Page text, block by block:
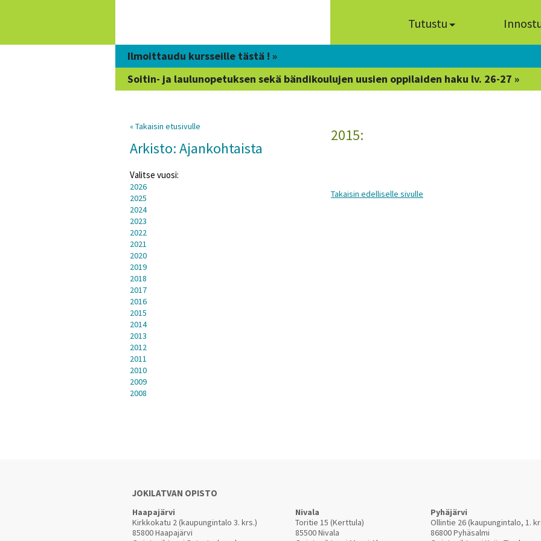
Tutustu
Ilmoittaudu kursseille tästä ! »
Soitin- ja laulunopetuksen sekä bändikoulujen uusien oppilaiden haku lv. 26-27 »
2015:
Takaisin edelliselle sivulle
« Takaisin etusivulle
Arkisto: Ajankohtaista
Valitse vuosi:
2026
2025
2024
2023
2022
2021
2020
2019
2018
2017
2016
2015
2014
2013
2012
2011
2010
2009
2008
JOKILATVAN OPISTO
Haapajärvi
Kirkkokatu 2 (kaupungintalo 3. krs.)
85800 Haapajärvi
Nivala
Toritie 15 (Kerttula)
85500 Nivala
Pyhäjärvi
Ollintie 26 (kaupungintalo, 1.
86800 Pyhäsalmi